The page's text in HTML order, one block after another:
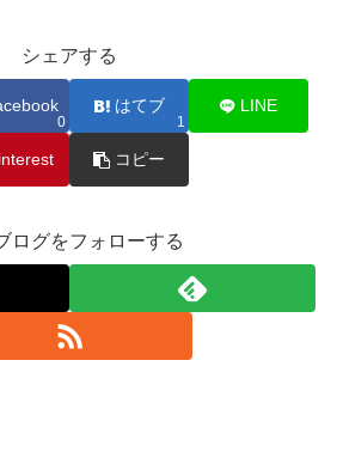
シェアする
0
はてブ
1
LINE
コピー
ログをフォローする